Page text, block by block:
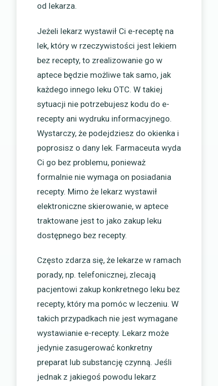
od lekarza.
Jeżeli lekarz wystawił Ci e-receptę na
lek, który w rzeczywistości jest lekiem
bez recepty, to zrealizowanie go w
aptece będzie możliwe tak samo, jak
każdego innego leku OTC. W takiej
sytuacji nie potrzebujesz kodu do e-
recepty ani wydruku informacyjnego.
Wystarczy, że podejdziesz do okienka i
poprosisz o dany lek. Farmaceuta wyda
Ci go bez problemu, ponieważ
formalnie nie wymaga on posiadania
recepty. Mimo że lekarz wystawił
elektroniczne skierowanie, w aptece
traktowane jest to jako zakup leku
dostępnego bez recepty.
Często zdarza się, że lekarze w ramach
porady, np. telefonicznej, zlecają
pacjentowi zakup konkretnego leku bez
recepty, który ma pomóc w leczeniu. W
takich przypadkach nie jest wymagane
wystawianie e-recepty. Lekarz może
jedynie zasugerować konkretny
preparat lub substancję czynną. Jeśli
jednak z jakiegoś powodu lekarz